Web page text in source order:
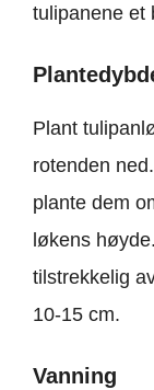
tulipanene et
Plant
rotenden
plante dem
løkens
tilstrekkelig
10-15 cm.
Vanning